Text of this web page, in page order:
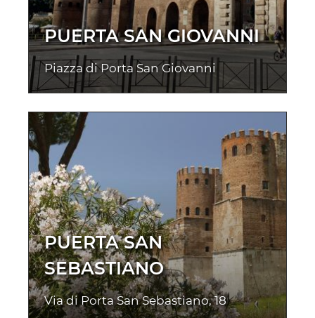
PUERTA SAN GIOVANNI
Piazza di Porta San Giovanni
PUERTA SAN
SEBASTIANO
Via di Porta San Sebastiano, 18